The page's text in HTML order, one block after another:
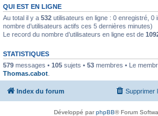
QUI EST EN LIGNE
Au total il y a 532 utilisateurs en ligne : 0 enregistré, 0
nombre d’utilisateurs actifs ces 5 dernières minutes)
Le record du nombre d’utilisateurs en ligne est de
STATISTIQUES
579 messages • 105 sujets • 53 membres • Le
Thomas.cabot
Index du forum Supprimer
Développé parphpBB® Forum